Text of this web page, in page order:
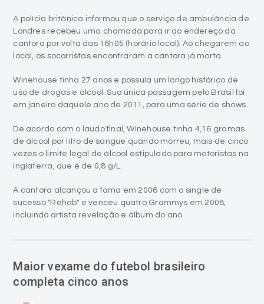
A polícia britânica informou que o serviço de ambulância de
Londres recebeu uma chamada para ir ao endereço da
cantora por volta das 16h05 (horário local). Ao chegarem ao
local, os socorristas encontraram a cantora já morta.
Winehouse tinha 27 anos e possuía um longo histórico de
uso de drogas e álcool. Sua única passagem pelo Brasil foi
em janeiro daquele ano de 2011, para uma série de shows.
De acordo com o laudo final, Winehouse tinha 4,16 gramas
de álcool por litro de sangue quando morreu, mais de cinco
vezes o limite legal de álcool estipulado para motoristas na
Inglaterra, que é de 0,8 g/L.
A cantora alcançou a fama em 2006 com o single de
sucesso "Rehab" e venceu quatro Grammys em 2008,
incluindo artista revelação e álbum do ano.
Maior vexame do futebol brasileiro
completa cinco anos